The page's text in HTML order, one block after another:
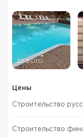
огорожі для
23 ФОТО
Цены
Строительство
Строительство